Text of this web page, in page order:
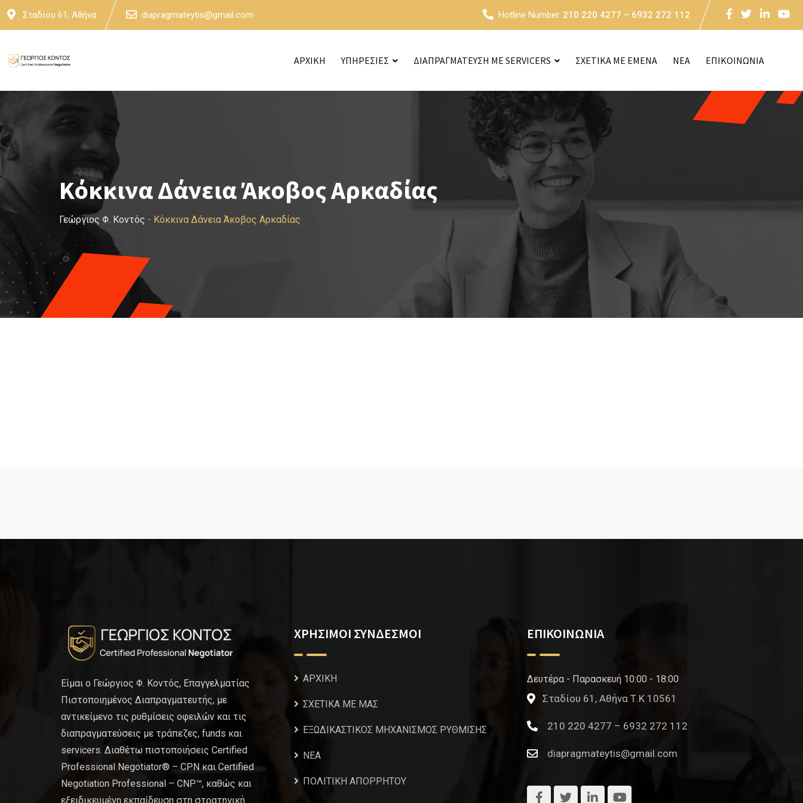
Skip
Σταδίου 61, Αθήνα diapragmateytis@gmail.com Hotline Number: 210 220 4277 – 6932 272 112
ΑΡΧΙΚΗ ΥΠΗΡΕΣΙΕΣ ΔΙΑΠΡΑΓΜΑΤΕΥΣΗ ΜΕ SERVICERS ΣΧΕΤΙΚΑ ΜΕ ΕΜΕΝΑ NEA ΕΠΙΚΟΙΝΩΝΙΑ
Κόκκινα Δάνεια Άκοβος Αρκαδίας
Γεώργιος Φ. Κοντός - Κόκκινα Δάνεια Άκοβος Αρκαδίας
Είμαι ο Γεώργιος Φ. Κοντός, Επαγγελματίας
Πιστοποιημένος Διαπραγματευτής, με
αντικείμενο τις ρυθμίσεις οφειλών και τις
διαπραγματεύσεις με τράπεζες, funds και
servicers. Διαθέτω πιστοποιήσεις Certified
Professional Negotiator® – CPN και Certified
Negotiation Professional – CNP™, καθώς και
εξειδικευμένη εκπαίδευση στη στρατηγική
ΧΡΗΣΙΜΟΙ ΣΥΝΔΕΣΜΟΙ
ΑΡΧΙΚΗ
ΣΧΕΤΙΚΑ ΜΕ ΜΑΣ
ΕΞΩΔΙΚΑΣΤΙΚΟΣ ΜΗΧΑΝΙΣΜΟΣ ΡΥΘΜΙΣΗΣ
NEA
ΠΟΛΙΤΙΚΗ ΑΠΟΡΡΗΤΟΥ
ΕΠΙΚΟΙΝΩΝΙΑ
Δευτέρα - Παρασκευή 10:00 - 18:00
Σταδίου 61, Αθήνα Τ.Κ 10561
210 220 4277 – 6932 272 112
diapragmateytis@gmail.com